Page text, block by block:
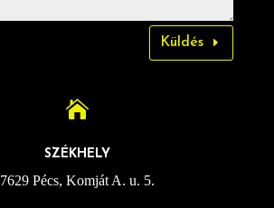
Küldés

SZÉKHELY
7629 Pécs, Komját A. u. 5.